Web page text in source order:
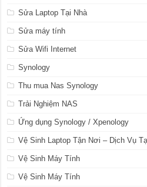
Sửa Laptop Tại Nhà
Sửa máy tính
Sửa Wifi Internet
Synology
Thu mua Nas Synology
Trải Nghiệm NAS
Ứng dụng Synology / Xpenology
Vệ Sinh Laptop Tận Nơi – Dịch Vụ
Vệ Sinh Máy Tính
Vệ Sinh Máy Tính